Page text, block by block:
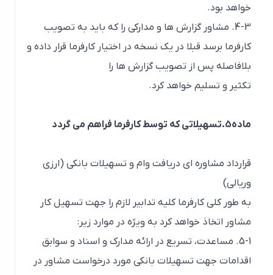
خواهد بود.
4-3. مشاور گزارش ها و مدارکی را که باید به تصویب
کارفرما برسد قبلا در یک نسخه در اختیار کارفرما قرار داده و
بلافاصله پس از تصویب گزارش ها را
تکثیر و تسلیم خواهد کرد.
ماده5.تسهیلاتی که توسط کارفرما فراهم می گردد
قرارداد مشاوره ای دریافت وام و تسهیلات بانکی (ارزی
وریالی)
به طور کلی کارفرما کلیه تدابیر لازم را جهت تسهیل کار
مشاور اتخاذ خواهد کرد به ویژه در موارد زیر:
5-1. مساعدت، تسریع در ارائه مدارک و اسناد و سوابق
اقدامات جهت تسهیلات بانکی مورد درخواست مشاور در